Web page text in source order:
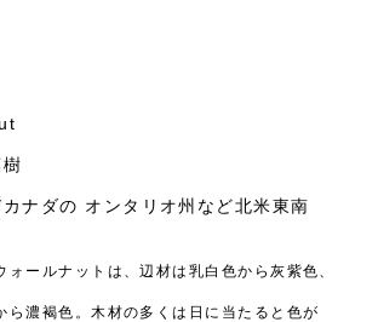
ナダの オンタリオ州など北米東南
ールナットは、辺材は乳白色から灰紫色、
ら濃褐色。木材の多くは日に当たると色が